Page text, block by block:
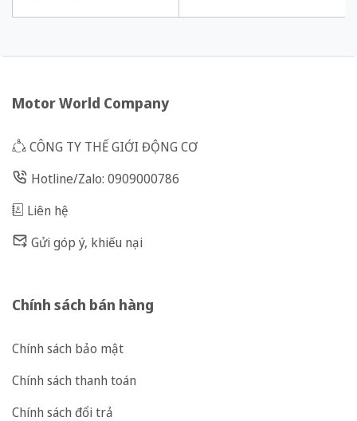
Motor World Company
CÔNG TY THẾ GIỚI ĐỘNG CƠ
Hotline/Zalo: 0909000786
Liên hệ
Gửi góp ý, khiếu nại
Chính sách bán hàng
Chính sách bảo mật
Chính sách thanh toán
Chính sách đổi trả